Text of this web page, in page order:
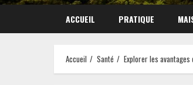
ACCUEIL PRATIQUE
Accueil Santé Explorer les